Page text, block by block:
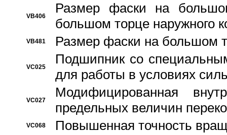
VB406
Размер фаски на
большом торце наружного
VB481 Размер фаски на большом
VC025
Подшипник со
для работы в условиях
VC027
Модифицированная
предельных величин
VC068 Повышенная точность